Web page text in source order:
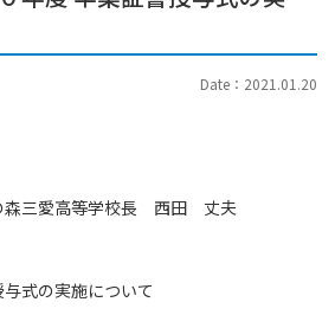
Date：2021.01.20
森三愛高等学校長 西田 丈夫
式の実施について